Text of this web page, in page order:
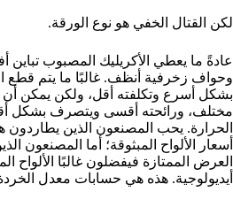
لكن القتال الخفي هو نوع الورقة.
عادةً ما يعطي الأكريليك المصبوب
وحواف زخرفية أنظف. غالبًا ما يتم قطع
بشكل أسرع وتكلفته أقل، ولكن يمكن
مختلف، ورائحته أقسى ويتصرف بشكل
الحرارة. يحب المصنعون الذين يطاردون
أسعار الألواح المبثوقة؛ أما المصنعون
العرض الممتازة فيفضلون غالبًا الألواح
أيديولوجية. هذه هي حسابات معدل